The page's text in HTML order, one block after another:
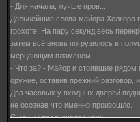
- Для начала, лучше пров....
Дальнейшие слова майора Хелкора
грохоте. На пару секунд весь
затем всё вновь погрузилось в
мерцающим пламенем.
- Что за? - Майор и стоявшие рядом
оружие, оставив прежний разговор,
Два часовых у входных дверей
не осознав что именно произошло.
С улицы послышался крик